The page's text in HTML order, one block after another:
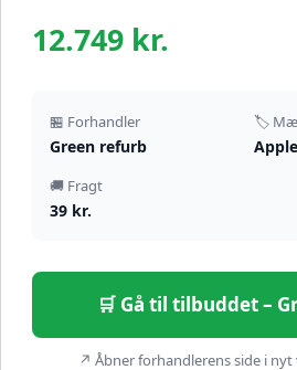
12.749 kr.
🏪 Forhandler
Green refurb
🏷️
Apple
🚚 Fragt
39 kr.
🛒 Gå til tilbuddet –
↗ Åbner forhandlerens side i nyt